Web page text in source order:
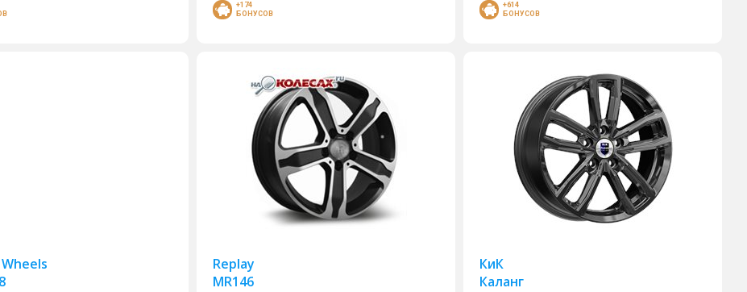
+174
БОНУСОВ
+614
БОНУСОВ
Replay
MR146
КиК
Каланг